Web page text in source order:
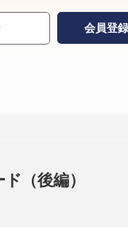
会員登
（後編）